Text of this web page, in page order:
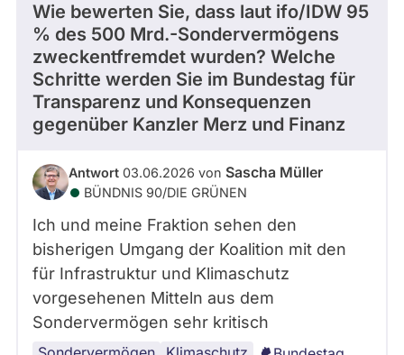
Wie bewerten Sie, dass laut ifo/IDW 95
% des 500 Mrd.-Sondervermögens
zweckentfremdet wurden? Welche
Schritte werden Sie im Bundestag für
Transparenz und Konsequenzen
gegenüber Kanzler Merz und Finanz
Antwort 03.06.2026 von Sascha Müller
BÜNDNIS 90/­DIE GRÜNEN
Ich und meine Fraktion sehen den
bisherigen Umgang der Koalition mit den
für Infrastruktur und Klimaschutz
vorgesehenen Mitteln aus dem
Sondervermögen sehr kritisch